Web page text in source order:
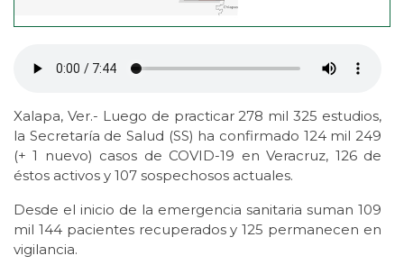
Xalapa, Ver.- Luego de practicar 278 mil 325 estudios,
la Secretaría de Salud (SS) ha confirmado 124 mil 249
(+ 1 nuevo) casos de COVID-19 en Veracruz, 126 de
éstos activos y 107 sospechosos actuales.
Desde el inicio de la emergencia sanitaria suman 109
mil 144 pacientes recuperados y 125 permanecen en
vigilancia.